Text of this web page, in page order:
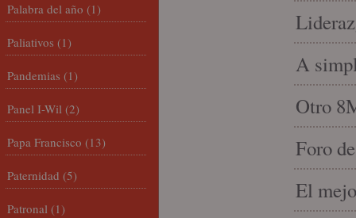
A
Otro
Foro
El
Palabra del año (1)
Paliativos (1)
Pandemias (1)
Panel I-Wil (2)
Papa Francisco (13)
Paternidad (5)
Patronal (1)